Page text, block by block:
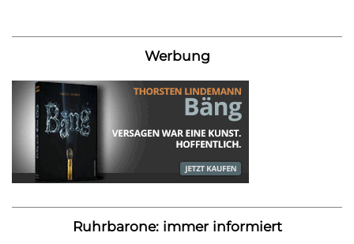
Werbung
Ruhrbarone: immer informiert